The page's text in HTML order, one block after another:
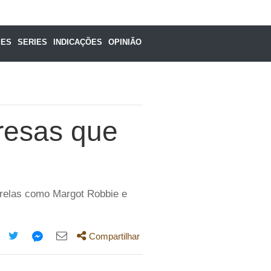
SERIES INDICAÇÕES OPINIÃO
que
como Margot Robbie e
Compartilhe
Compartilhe
Compartilhe
Compartilhar